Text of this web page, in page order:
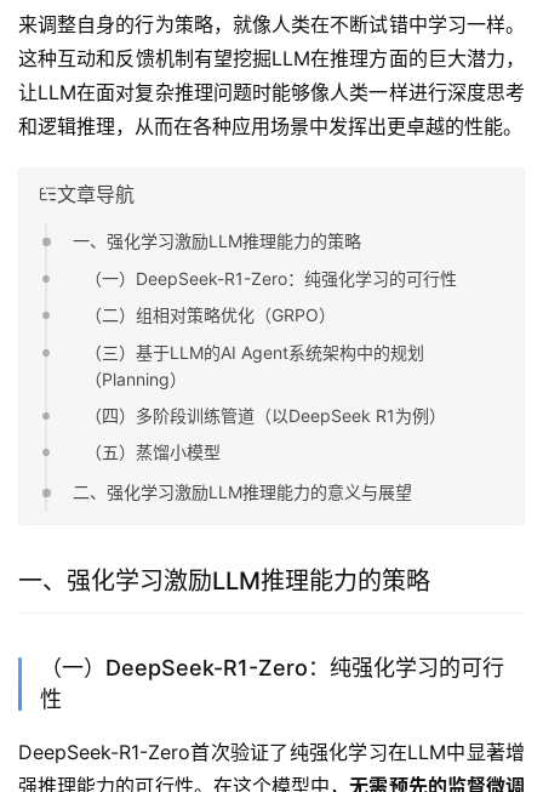
来调整自身的行为策略，就像人类在不断试错中学习一样。
这种互动和反馈机制有望挖掘LLM在推理方面的巨大潜力，
让LLM在面对复杂推理问题时能够像人类一样进行深度思考
和逻辑推理，从而在各种应用场景中发挥出更卓越的性能。
文章导航
一、强化学习激励LLM推理能力的策略
（一）DeepSeek-R1-Zero：纯强化学习的可行性
（二）组相对策略优化（GRPO）
（三）基于LLM的AI Agent系统架构中的规划
（Planning）
（四）多阶段训练管道（以DeepSeek R1为例）
（五）蒸馏小模型
二、强化学习激励LLM推理能力的意义与展望
一、强化学习激励LLM推理能力的策略
（一）DeepSeek-R1-Zero：纯强化学习的可行
性
DeepSeek-R1-Zero首次验证了纯强化学习在LLM中显著增
强推理能力的可行性。在这个模型中，无需预先的监督微调